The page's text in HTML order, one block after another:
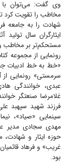
وی گفت: می‌توان با
مخاطب را تقویت کرد تا
شهادت را به جامعه
ایثارگران سال
مستحکم‌تر بر مخاطب
رونمایی از مجموعه
«خط به خط ادبیات
سرمستی» رونمایی از
عبدی، خوانندگی
غلامرضا صنعتگر
فرزند شهید سپهبد
سینمایی «صیاد»،
مهدی سجادی مدیر
حوزه ایثار و
غریب» و فرهاد
بود.